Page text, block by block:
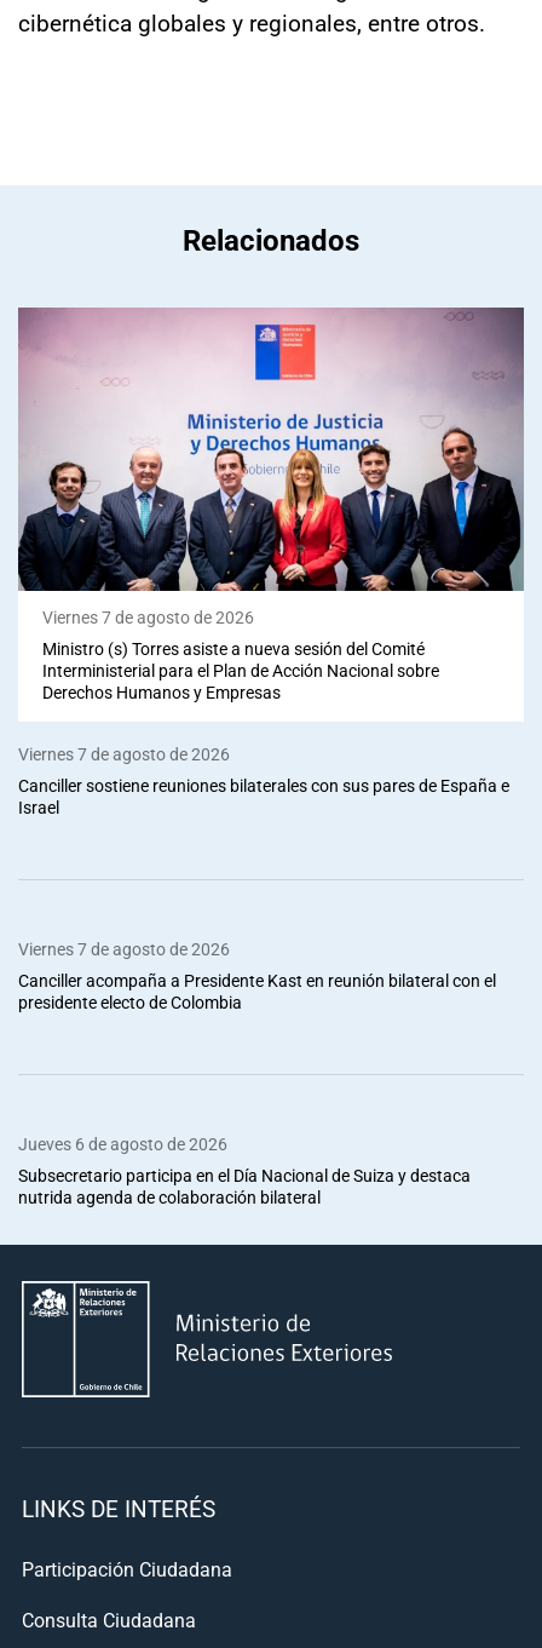
cibernética globales y regionales, entre otros.
Relacionados
Viernes 7 de agosto de 2026
Ministro (s) Torres asiste a nueva sesión del Comité
Interministerial para el Plan de Acción Nacional sobre
Derechos Humanos y Empresas
Viernes 7 de agosto de 2026
Canciller sostiene reuniones bilaterales con sus pares de España e
Israel
Viernes 7 de agosto de 2026
Canciller acompaña a Presidente Kast en reunión bilateral con el
presidente electo de Colombia
Jueves 6 de agosto de 2026
Subsecretario participa en el Día Nacional de Suiza y destaca
nutrida agenda de colaboración bilateral
LINKS DE INTERÉS
Participación Ciudadana
Consulta Ciudadana